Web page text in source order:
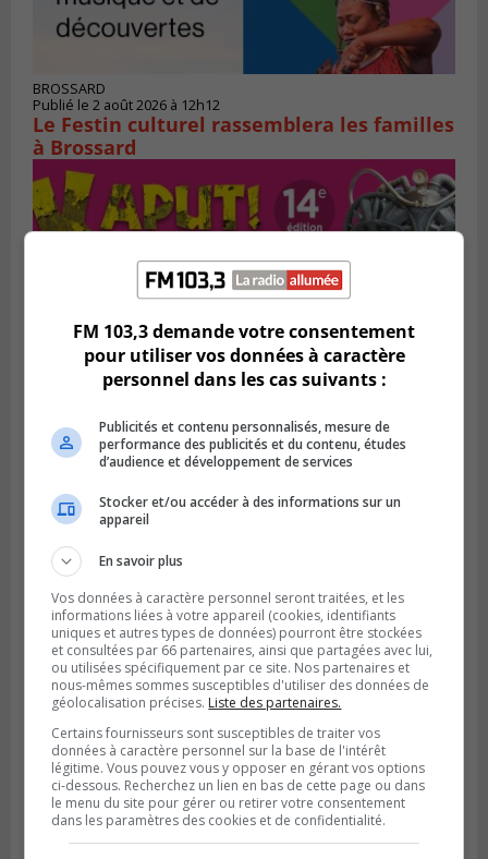
BROSSARD
Publié le 2 août 2026 à 12h12
Le Festin culturel rassemblera les familles
à Brossard
Publié le 1 août 2026 à 16h03
Le Festival Kaput propose des activités
LONGUEUIL
Publié le 31 juillet 2026 à 09h28
Alexandre Da Costa s’en va diriger au
Mexique
FM 103,3 demande votre consentement
pour utiliser vos données à caractère
personnel dans les cas suivants :
Publicités et contenu personnalisés, mesure de
performance des publicités et du contenu, études
d’audience et développement de services
Stocker et/ou accéder à des informations sur un
appareil
En savoir plus
Vos données à caractère personnel seront traitées, et les
informations liées à votre appareil (cookies, identifiants
uniques et autres types de données) pourront être stockées
et consultées par 66 partenaires, ainsi que partagées avec lui,
ou utilisées spécifiquement par ce site. Nos partenaires et
nous-mêmes sommes susceptibles d'utiliser des données de
géolocalisation précises. Liste des partenaires.
Certains fournisseurs sont susceptibles de traiter vos
données à caractère personnel sur la base de l'intérêt
légitime. Vous pouvez vous y opposer en gérant vos options
ci-dessous. Recherchez un lien en bas de cette page ou dans
le menu du site pour gérer ou retirer votre consentement
dans les paramètres des cookies et de confidentialité.